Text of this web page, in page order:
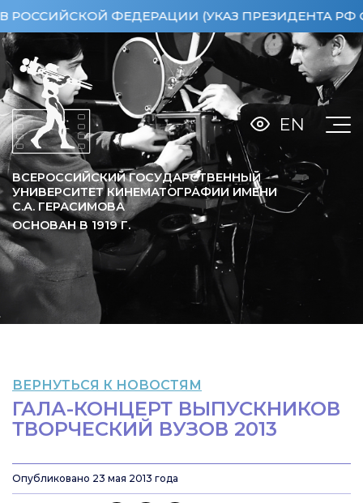
ФЕДЕРАЦИИ (УКАЗ ПРЕЗИДЕНТА РФ ОТ
ВСЕРОССИЙСКИЙ ГОСУДАРСТВЕННЫЙ
УНИВЕРСИТЕТ КИНЕМАТОГРАФИИ ИМЕНИ
С.А. ГЕРАСИМОВА
ОСНОВАН В 1919Г.
EN
ВЕРНУТЬСЯ К НОВОСТЯМ
ГАЛА-КОНЦЕРТ ВЫПУСКНИКОВ
ТВОРЧЕСКИЙ ВУЗОВ 2013
Опубликовано 23 мая 2013 года